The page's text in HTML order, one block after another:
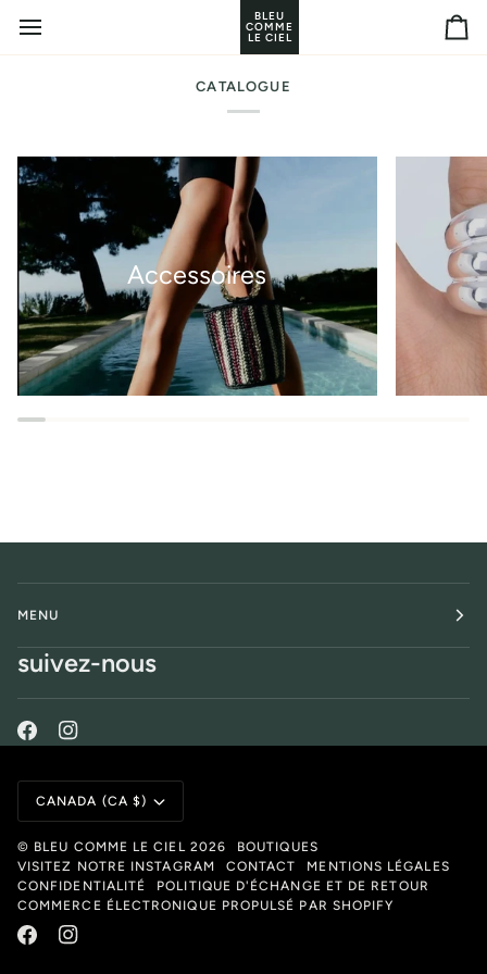
contenu
BLEU
COMME
LE CIEL
CATALOGUE
Accessoires
MENU
suivez-nous
Monnaie
CANADA (CA $)
© BLEU COMME LE CIEL2026
BOUTIQUES
VISITEZ NOTRE INSTAGRAM
CONTACT
MENTIONS LÉGALES
CONFIDENTIALITÉ
POLITIQUE D'ÉCHANGE ET DE RETOUR
COMMERCE ÉLECTRONIQUE PROPULSÉ PAR SHOPIFY